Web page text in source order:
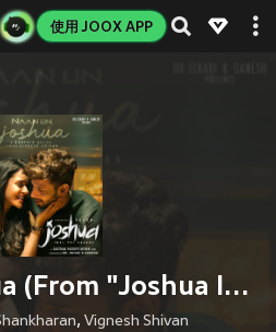
使用 JOOX APP
Naan Un Joshua (From "Joshua Imai Pol Kaakha")
, Vignesh Shivan